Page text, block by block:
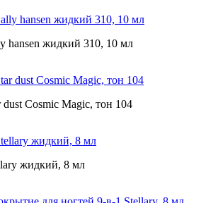
hansen жидкий 310, 10 мл
dust Cosmic Magic, тон 104
жидкий, 8 мл